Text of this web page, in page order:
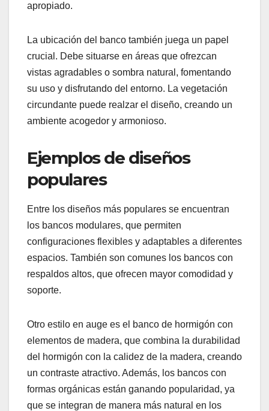
apropiado.
La ubicación del banco también juega un papel
crucial. Debe situarse en áreas que ofrezcan
vistas agradables o sombra natural, fomentando
su uso y disfrutando del entorno. La vegetación
circundante puede realzar el diseño, creando un
ambiente acogedor y armonioso.
Ejemplos de diseños
populares
Entre los diseños más populares se encuentran
los bancos modulares, que permiten
configuraciones flexibles y adaptables a diferentes
espacios. También son comunes los bancos con
respaldos altos, que ofrecen mayor comodidad y
soporte.
Otro estilo en auge es el banco de hormigón con
elementos de madera, que combina la durabilidad
del hormigón con la calidez de la madera, creando
un contraste atractivo. Además, los bancos con
formas orgánicas están ganando popularidad, ya
que se integran de manera más natural en los